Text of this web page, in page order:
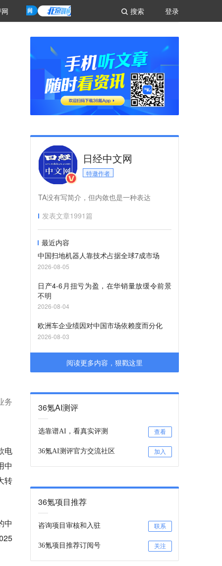
登录
搜索
务
电
中
转
中
日经中文网
特邀作者
TA没有写简介，但内敛也是一种表达
发表文章1991篇
最近内容
中国扫地机器人靠技术占据全球7成市场
2026-08-05
日产4-6月扭亏为盈，在华销量放缓令前景
不明
2026-08-04
欧洲车企业绩因对中国市场依赖度而分化
2026-08-03
阅读更多内容，狠戳这里
36氪AI测评
选靠谱AI，看真实评测 查看
36氪AI测评官方交流社区 加入
36氪项目推荐
咨询项目审核和入驻 联系
36氪项目推荐订阅号 关注